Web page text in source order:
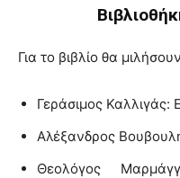
Για το βιβλίο θα
Γεράσιμος Καλλιγάς:
Αλέξανδρος
Θεολόγος